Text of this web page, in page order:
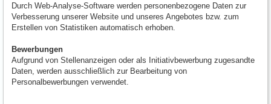
Durch Web-Analyse-Software werden personenbezogene Daten zur
Verbesserung unserer Website und unseres Angebotes bzw. zum
Erstellen von Statistiken automatisch erhoben.
Bewerbungen
Aufgrund von Stellenanzeigen oder als Initiativbewerbung zugesandte
Daten, werden ausschließlich zur Bearbeitung von
Personalbewerbungen verwendet.